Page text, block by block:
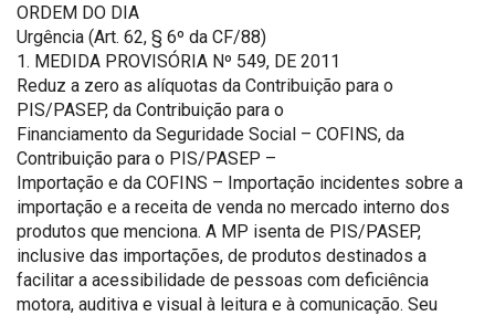
ORDEM DO DIA
Urgência (Art. 62, § 6º da CF/88)
1. MEDIDA PROVISÓRIA Nº 549, DE 2011
Reduz a zero as alíquotas da Contribuição para o
PIS/PASEP, da Contribuição para o
Financiamento da Seguridade Social – COFINS, da
Contribuição para o PIS/PASEP –
Importação e da COFINS – Importação incidentes sobre a
importação e a receita de venda no mercado interno dos
produtos que menciona. A MP isenta de PIS/PASEP,
inclusive das importações, de produtos destinados a
facilitar a acessibilidade de pessoas com deficiência
motora, auditiva e visual à leitura e à comunicação. Seu